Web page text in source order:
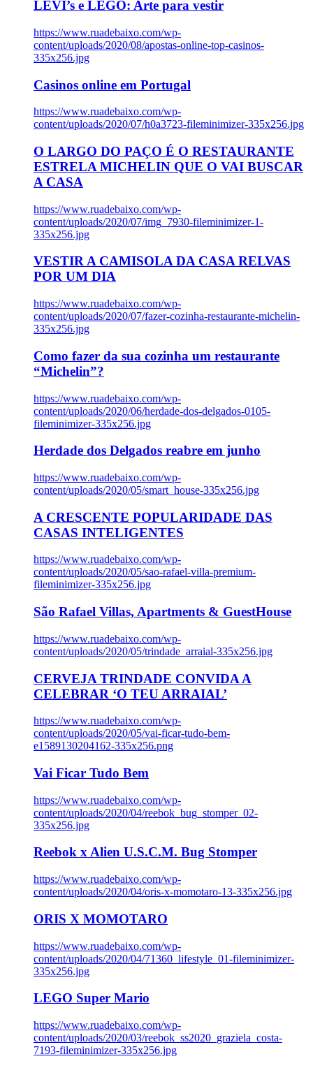
LEVI’s e LEGO: Arte para vestir
https://www.ruadebaixo.com/wp-
content/uploads/2020/08/apostas-online-top-casinos-
335x256.jpg
Casinos online em Portugal
https://www.ruadebaixo.com/wp-
content/uploads/2020/07/h0a3723-fileminimizer-335x256.jpg
O LARGO DO PAÇO É O RESTAURANTE
ESTRELA MICHELIN QUE O VAI BUSCAR
A CASA
https://www.ruadebaixo.com/wp-
content/uploads/2020/07/img_7930-fileminimizer-1-
335x256.jpg
VESTIR A CAMISOLA DA CASA RELVAS
POR UM DIA
https://www.ruadebaixo.com/wp-
content/uploads/2020/07/fazer-cozinha-restaurante-michelin-
335x256.jpg
Como fazer da sua cozinha um restaurante
“Michelin”?
https://www.ruadebaixo.com/wp-
content/uploads/2020/06/herdade-dos-delgados-0105-
fileminimizer-335x256.jpg
Herdade dos Delgados reabre em junho
https://www.ruadebaixo.com/wp-
content/uploads/2020/05/smart_house-335x256.jpg
A CRESCENTE POPULARIDADE DAS
CASAS INTELIGENTES
https://www.ruadebaixo.com/wp-
content/uploads/2020/05/sao-rafael-villa-premium-
fileminimizer-335x256.jpg
São Rafael Villas, Apartments & GuestHouse
https://www.ruadebaixo.com/wp-
content/uploads/2020/05/trindade_arraial-335x256.jpg
CERVEJA TRINDADE CONVIDA A
CELEBRAR ‘O TEU ARRAIAL’
https://www.ruadebaixo.com/wp-
content/uploads/2020/05/vai-ficar-tudo-bem-
e1589130204162-335x256.png
Vai Ficar Tudo Bem
https://www.ruadebaixo.com/wp-
content/uploads/2020/04/reebok_bug_stomper_02-
335x256.jpg
Reebok x Alien U.S.C.M. Bug Stomper
https://www.ruadebaixo.com/wp-
content/uploads/2020/04/oris-x-momotaro-13-335x256.jpg
ORIS X MOMOTARO
https://www.ruadebaixo.com/wp-
content/uploads/2020/04/71360_lifestyle_01-fileminimizer-
335x256.jpg
LEGO Super Mario
https://www.ruadebaixo.com/wp-
content/uploads/2020/03/reebok_ss2020_graziela_costa-
7193-fileminimizer-335x256.jpg